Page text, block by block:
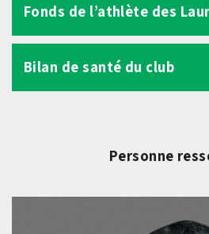
Fonds de l’athlète des
Bilan de santé du club
Personne